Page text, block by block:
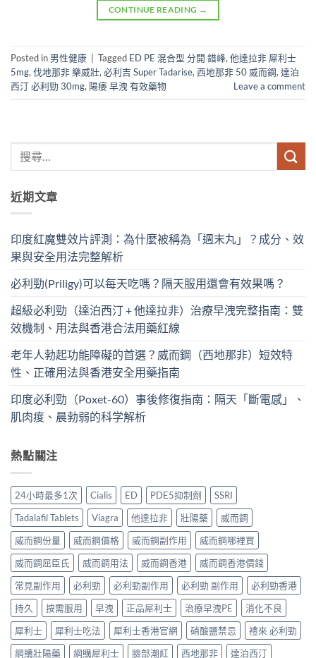
CONTINUE READING →
Posted in 男性健康 Tagged ED PE 混合型 分開 錯峰, 他達拉非 犀利士
5mg, 伐地那非 樂威壯, 必利吉 Super Tadarise, 西地那非 50 威而鋼, 達泊
西汀 必利勁 30mg, 陽痿 早洩 有效藥物 Leave a comment
近期文章
印度紅魔雙效片評測：為什麼被稱為「週末丸」？成分、效
果與安全用法完整解析
必利勁(Priligy)可以每天吃嗎？隔天服用還會有效果嗎？
超級必利勁（達泊西汀 + 他達拉非）治療早洩完整指南：雙
效機制、用法與香港合法用藥紅線
老年人勃起功能障礙的首選？威而鋼（西地那非）短效特
性、正確用法與香港安全用藥指南
印度必利勁（Poxet-60）事後修復指南：隔天「斷電感」、
肌肉痠、晨勃弱的科学解析
熱點關注
24小時最多1次 Cialis ED PDE5抑制劑
SSRI
Tadalafil Tablets
Viagra 他達拉非 壯陽藥
威而鋼
威而鋼份量
威而鋼價格 威而鋼副作用
威而鋼哪裡買
威而鋼屈臣氏
威而鋼用法 威而鋼香港
威而鋼香港價錢
常見副作用
必利勁 必利勁副作用 必利勁 副作用
必利勁香港
持久
按需服用 早洩 正品犀利士 治療早洩PE
消化不良
犀利士
犀利士吃法 犀利士香港官網 硝酸鹽禁忌
禮來 必利勁
網購壯陽藥
網購犀利士 臉部潮紅 西地那非 達泊西汀